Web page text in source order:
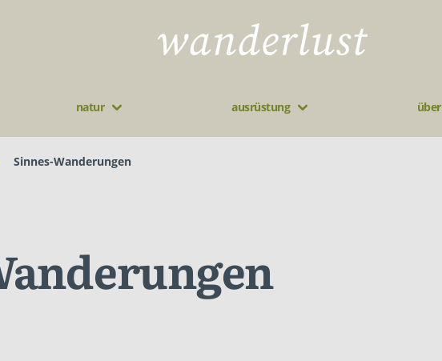
natur ausrüstung
Sinnes-Wanderungen